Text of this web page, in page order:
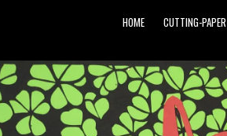
HOME CUTTING-PAPER